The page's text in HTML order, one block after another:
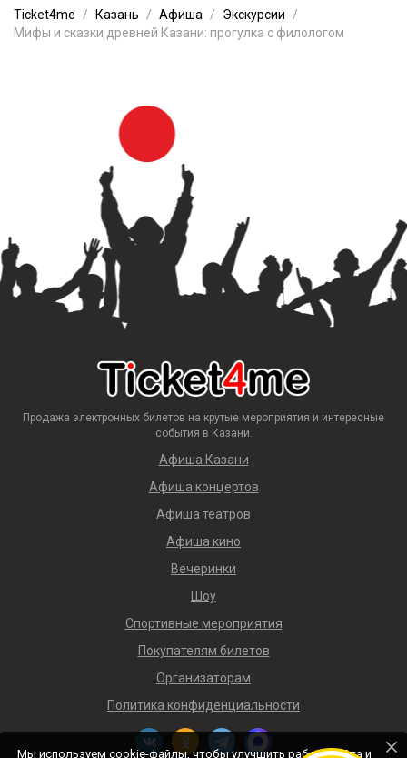
Ticket4me Казань Афиша
Экскурсии
Мифы и сказки древней Казани: прогулка с филологом
Продажа электронных билетов на крутые мероприятия и интересные
события в Казани.
Афиша Казани
Афиша концертов
Афиша театров
Афиша кино
Вечеринки
Шоу
Спортивные мероприятия
Покупателям билетов
Организаторам
Политика конфиденциальности
Мы используем cookie-файлы, чтобы улучшить работу сайта и